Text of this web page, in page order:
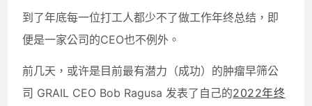
到了年底每一位打工人都少不了做工作年终总结，即
便是一家公司的CEO也不例外。
前几天，或许是目前最有潜力（成功）的肿瘤早筛公
司 GRAIL CEO Bob Ragusa 发表了自己的2022年终